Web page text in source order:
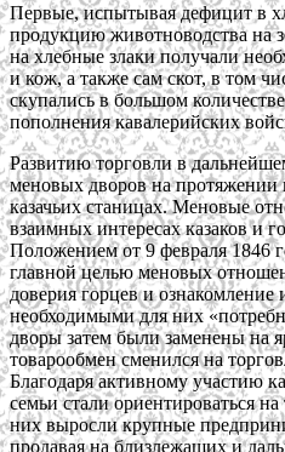
Первые, испытывая дефицит в
продукцию животноводства на
на хлебные злаки получали
и кож, а также сам скот, в том
скупались в большом
пополнения кавалерийских
Развитию торговли в
меновых дворов на
казачьих станицах. Меновые
взаимных интересах казаков и
Положением от 9 февраля 1846
главной целью меновых
доверия горцев и
необходимыми для них
дворы затем были заменены на
товарообмен сменился на
Благодаря активному участию
семьи стали ориентироваться
них выросли крупные
продавая на близлежащих и